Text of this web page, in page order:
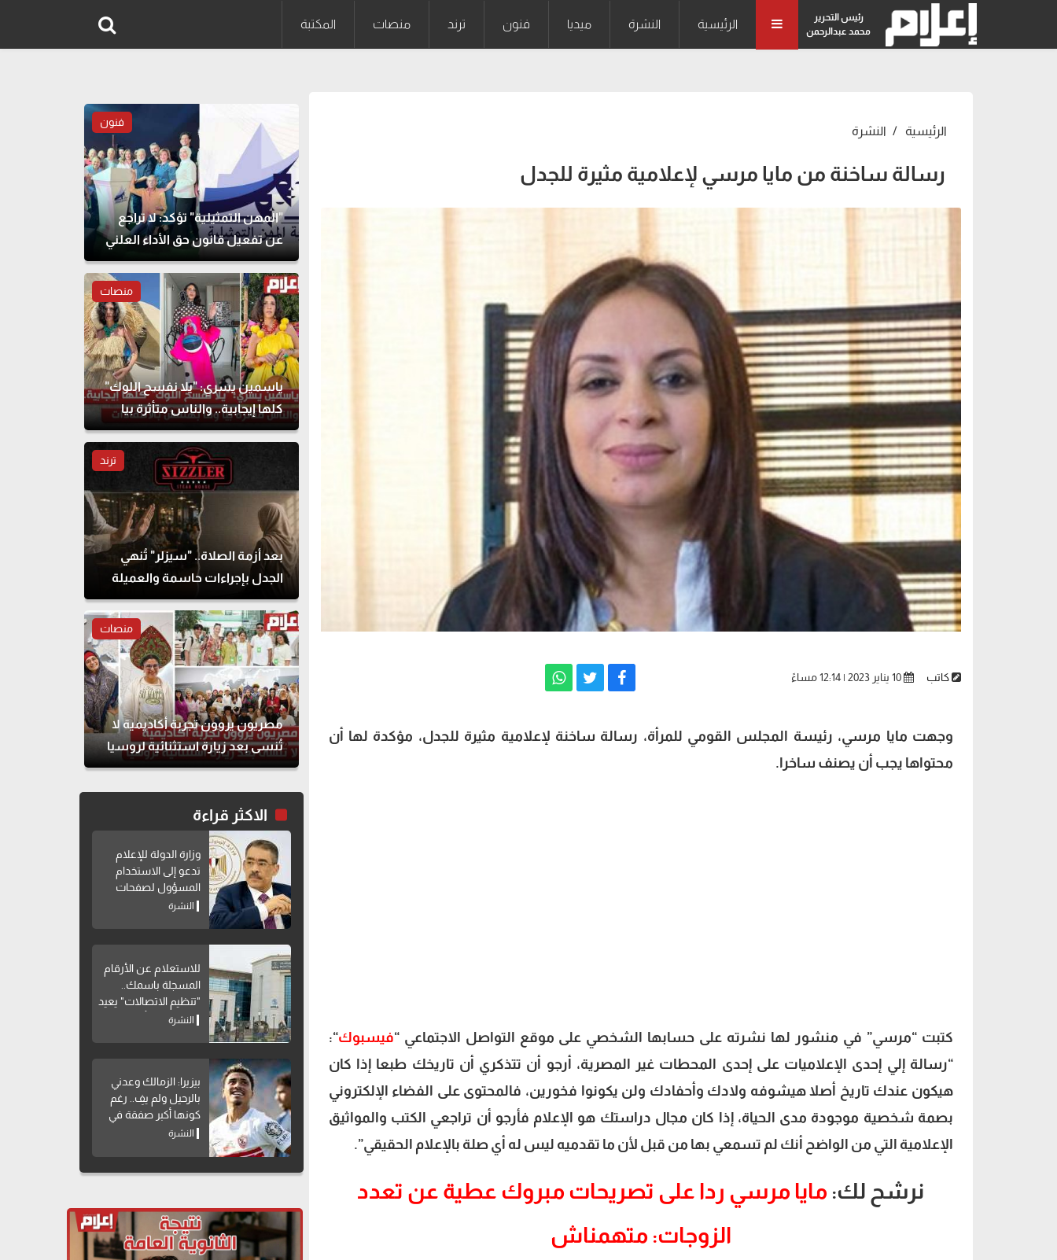
رئيس التحرير
محمد عبدالرحمن
الرئيسية النشرة ميديا فنون ترند منصات المكتبة
الرئيسية النشرة
رسالة ساخنة من مايا مرسي لإعلامية مثيرة للجدل
كاتب
وجهت مايا مرسي، رئيسة المجلس القومي للمرأة، رسالة ساخنة لإعلامية مثيرة للجدل، مؤكدة لها أن
محتواها يجب أن يصنف ساخرا.
كتبت “مرسي” في منشور لها نشرته على حسابها الشخصي على موقع التواصل الاجتماعي “فيسبوك“:
“رسالة إلي إحدى الإعلاميات على إحدى المحطات غير المصرية، أرجو أن تتذكري أن تاريخك طبعا إذا كان
هيكون عندك تاريخ أصلا هيشوفه ولادك وأحفادك ولن يكونوا فخورين، فالمحتوى على الفضاء الإلكتروني
بصمة شخصية موجودة مدى الحياة، إذا كان مجال دراستك هو الإعلام فأرجو أن تراجعي الكتب والمواثيق
الإعلامية التي من الواضح أنك لم تسمعي بها من قبل لأن ما تقدميه ليس له أي صلة بالإعلام الحقيقي”.
نرشح لك: مايا مرسي ردا على تصريحات مبروك عطية عن تعدد
الزوجات: متهمناش
فنون
"المهن التمثيلية" تؤكد: لا تراجع
عن تفعيل قانون حق الأداء العلني
منصات
ياسمين يسري: "يلا نفسح اللوك"
كلها إيجابية.. والناس متأثرة بيا
وما بهتمش بالانتقادات
ترند
بعد أزمة الصلاة.. "سيزلر" تُنهي
الجدل بإجراءات حاسمة والعميلة
تحذف المنشور
منصات
مصريون يروون تجربة أكاديمية لا
تُنسى بعد زيارة استثنائية لروسيا
الاكثر قراءة
وزارة الدولة للإعلام
تدعو إلى الاستخدام
المسؤول لصفحات
التواصل الاجتماعي
النشرة
للاستعلام عن الأرقام
المسجلة باسمك..
"تنظيم الاتصالات" يعيد
إتاحة خدمة "أرقامي"
النشرة
بيزيرا: الزمالك وعدني
بالرحيل ولم يفِ.. رغم
كونها أكبر صفقة في
تاريخه
النشرة